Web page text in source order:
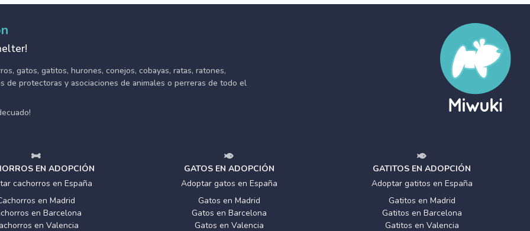
gatos, gatitos, hurones, conejos, cobayas, ratas, ratones,
de protectoras y asociaciones de animales o perreras de todo el
EN ADOPCIÓN
cachorros en España
en Madrid
en Barcelona
en Valencia
GATOS EN ADOPCIÓN
Adoptar gatos en España
Gatos en Madrid
Gatos en Barcelona
Gatos en Valencia
GATITOS EN ADOPCIÓN
Adoptar gatitos en España
Gatitos en Madrid
Gatitos en Barcelona
Gatitos en Valencia